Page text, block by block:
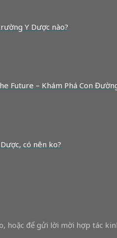
Y Dược nào?
Future – Khám Phá Con
có nên ko?
hoặc để gửi lời mời hợp tác